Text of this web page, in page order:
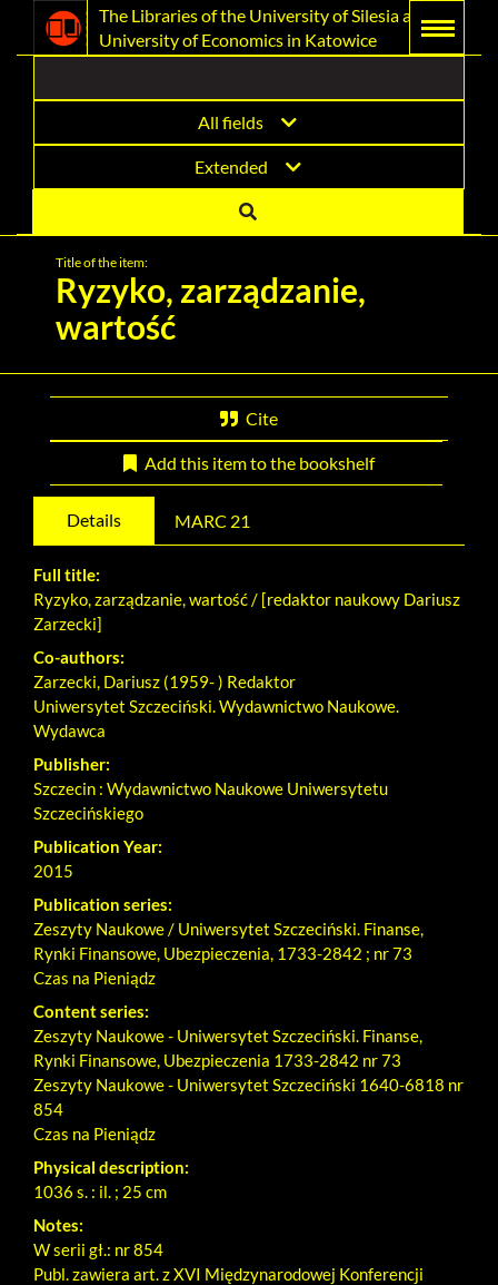
Main
navigation
Searching
Main
content
Go
to
the
home
page
of
the
library
The
the
University
of
Silesia
and
the
University
of
Economics
in
Katowice
Link
opens
in
a
new
window
Prolib
Integro
-
The Libraries of the University of Silesia and the
University of Economics in Katowice
Menu
All fields
Extended
Title of the item:
Ryzyko, zarządzanie,
wartość
Cite
Add this item to the bookshelf
Details MARC 21
Full title:
Ryzyko, zarządzanie, wartość / [redaktor naukowy Dariusz
Zarzecki]
Co-authors:
Zarzecki, Dariusz (1959- ) Redaktor
Uniwersytet Szczeciński. Wydawnictwo Naukowe.
Wydawca
Publisher:
Szczecin : Wydawnictwo Naukowe Uniwersytetu
Szczecińskiego
Publication Year:
2015
Publication series:
Zeszyty Naukowe / Uniwersytet Szczeciński. Finanse,
Rynki Finansowe, Ubezpieczenia, 1733-2842 ; nr 73
Czas na Pieniądz
Content series:
Zeszyty Naukowe - Uniwersytet Szczeciński. Finanse,
Rynki Finansowe, Ubezpieczenia 1733-2842 nr 73
Zeszyty Naukowe - Uniwersytet Szczeciński 1640-6818 nr
854
Czas na Pieniądz
Physical description:
1036 s. : il. ; 25 cm
Notes:
W serii gł.: nr 854
Publ. zawiera art. z XVI Międzynarodowej Konferencji